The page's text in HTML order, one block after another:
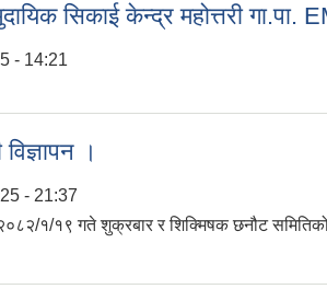
सिकाई केन्द्र महोत्तरी गा.पा.
- 14:21
।
- 21:37
२०८२/१/१९ गते शुक्रबार र शिक्मिषक छनौट